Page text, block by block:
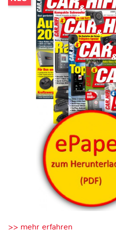
>> mehr erfahren